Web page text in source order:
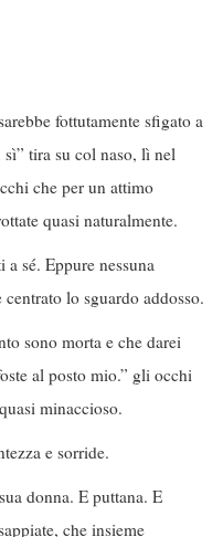
fottutamente sfigato a
tira su col naso, lì nel
che per un attimo
quasi naturalmente.
a sé. Eppure nessuna
lo sguardo addosso.
sono morta e che darei
al posto mio.” gli occhi
minaccioso.
e sorride.
donna. E puttana. E
che insieme